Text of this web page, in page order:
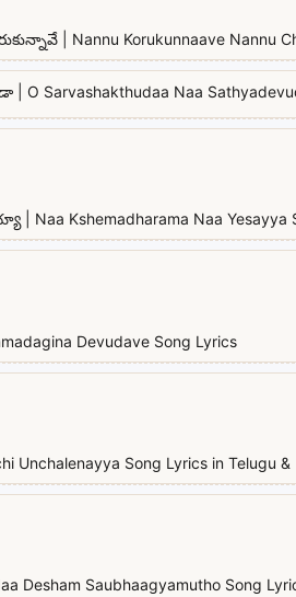
| Nannu Korukunnaave Nannu
| O Sarvashakthudaa Naa
Kshemadharama Naa Yesayya
Devudave Song Lyrics
Song Lyrics in Telugu &
Saubhaagyamutho Song